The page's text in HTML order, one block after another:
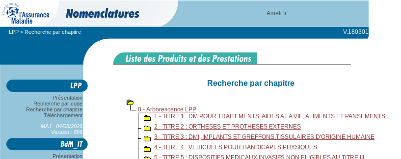
Ameli.fr
LPP > Recherche par chapitre V.180301
Présentation
Recherche par code
Recherche par chapitre
Téléchargement
MAJ : 04/08/2026
Version : 896
Présentation
Recherche par chapitre
0 - Arborescence LPP
1 - TITRE 1 : DM POUR TRAITEMENTS, AIDES A LA VIE, ALIMENTS ET PANSEMENTS
2 - TITRE 2 : ORTHESES ET PROTHESES EXTERNES
3 - TITRE 3 : DMI, IMPLANTS ET GREFFONS TISSULAIRES D'ORIGINE HUMAINE
4 - TITRE 4 : VEHICULES POUR HANDICAPES PHYSIQUES
5 - TITRE 5 : DISPOSITIFS MEDICAUX INVASIFS NON ELIGIBLES AU TITRE III